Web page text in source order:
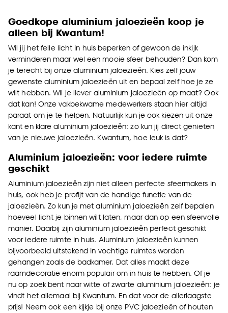
Goedkope aluminium jaloezieën koop je
alleen bij Kwantum!
Wil jij het felle licht in huis beperken of gewoon de inkijk
verminderen maar wel een mooie sfeer behouden? Dan kom
je terecht bij onze aluminium jaloezieën. Kies zelf jouw
gewenste aluminium jaloezieën uit en bepaal zelf hoe je ze
wilt hebben. Wil je liever aluminium jaloezieën op maat? Ook
dat kan! Onze vakbekwame medewerkers staan hier altijd
paraat om je te helpen. Natuurlijk kun je ook kiezen uit onze
kant en klare aluminium jaloezieën: zo kun jij direct genieten
van je nieuwe jaloezieën. Kwantum, hoe leuk is dat?
Aluminium jaloezieën: voor iedere ruimte
geschikt
Aluminium jaloezieën zijn niet alleen perfecte sfeermakers in
huis, ook heb je profijt van de handige functie van de
jaloezieën. Zo kun je met aluminium jaloezieën zelf bepalen
hoeveel licht je binnen wilt laten, maar dan op een sfeervolle
manier. Daarbij zijn aluminium jaloezieën perfect geschikt
voor iedere ruimte in huis. Aluminium jaloezieën kunnen
bijvoorbeeld uitstekend in vochtige ruimtes worden
gehangen zoals de badkamer. Dat alles maakt deze
raamdecoratie enorm populair om in huis te hebben. Of je
nu op zoek bent naar witte of zwarte aluminium jaloezieën: je
vindt het allemaal bij Kwantum. En dat voor de allerlaagste
prijs! Neem ook een kijkje bij onze PVC jaloezieën of houten